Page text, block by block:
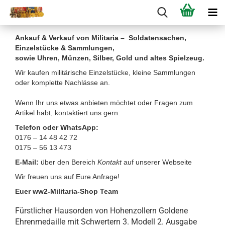
Ankauf & Verkauf von Militaria – Soldatensachen,
Einzelstücke & Sammlungen,
sowie Uhren, Münzen, Silber, Gold und altes Spielzeug.
Wir kaufen militärische Einzelstücke, kleine Sammlungen
oder komplette Nachlässe an.
Wenn Ihr uns etwas anbieten möchtet oder Fragen zum
Artikel habt, kontaktiert uns gern:
Telefon oder WhatsApp:
0176 – 14 48 42 72
0175 – 56 13 473
E-Mail: über den Bereich Kontakt auf unserer Webseite
Wir freuen uns auf Eure Anfrage!
Euer ww2-Militaria-Shop Team
Fürstlicher Hausorden von Hohenzollern Goldene
Ehrenmedaille mit Schwertern 3. Modell 2. Ausgabe